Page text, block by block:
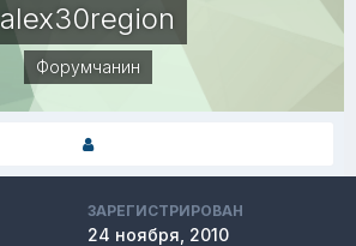
alex30region
Форумчанин
ЗАРЕГИСТРИРОВАН
24 ноября, 2010